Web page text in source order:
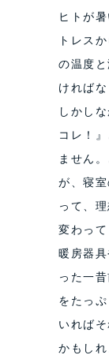
ヒトが
トレス
の温度
ければな
しかし
コレ！
ません
が、寝
って、
変わって
暖房器
った一
をたっ
いれば
かもし